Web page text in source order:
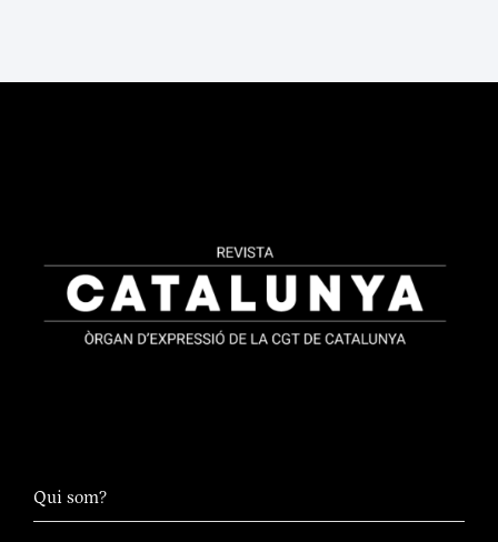
Qui som?